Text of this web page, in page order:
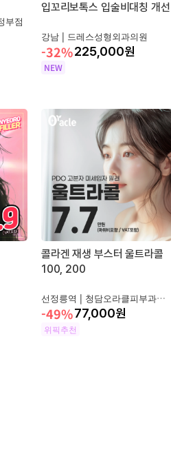
부점
입꼬리보톡스 입술비대칭 개선
강남 | 드레스성형외과의원
-32%225,000원
NEW
콜라겐 재생 부스터 울트라콜
100, 200
선정릉역 | 청담오라클피부과성형외과의원
-49%77,000원
위픽추천